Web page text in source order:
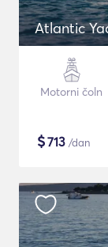
Atlantic
Motorni čoln
$713 /dan